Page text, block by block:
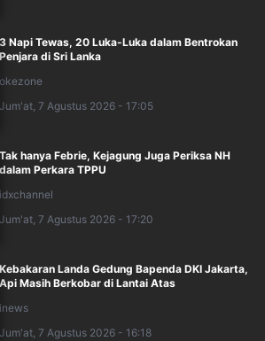
3 Napi Tewas, 20 Luka-Luka dalam Bentrokan
Penjara di Sri Lanka
okezone
7 Agustus 2026 - 17:05
hanya Febrie, Kejagung Juga Periksa NH
dalam Perkara TPPU
7 Agustus 2026 - 17:20
Landa Gedung Bapenda DKI Jakarta,
Api Masih Berkobar di Lantai Atas
inews
Jum'at, 7 Agustus 2026 - 16:18